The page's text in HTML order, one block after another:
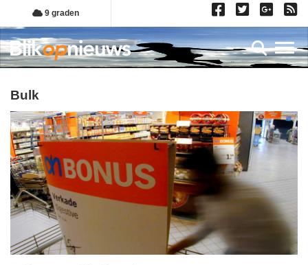
Overslaan
en
naar
de
gaan
9 graden
bulk